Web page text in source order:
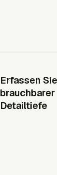
Erfassen
brauchbarer
Detailtiefe